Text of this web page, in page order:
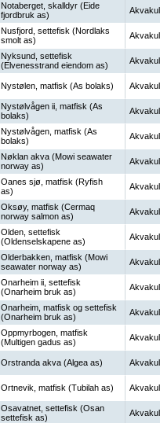
Notaberget, skalldyr (Eide
fjordbruk as)
Nusfjord, settefisk (Nordlaks
smolt as)
Nyksund, settefisk
(Elvenesstrand eiendom as)
Nystølen, matfisk (As bolaks)
Nystølvågen ii, matfisk (As
bolaks)
Nystølvågen, matfisk (As
bolaks)
Nøklan akva (Mowi seawater
norway as)
Oanes sjø, matfisk (Ryfish
as)
Oksøy, matfisk (Cermaq
norway salmon as)
Olden, settefisk
(Oldenselskapene as)
Olderbakken, matfisk (Mowi
seawater norway as)
Onarheim ii, settefisk
(Onarheim bruk as)
Onarheim, matfisk og settefisk
(Onarheim bruk as)
Oppmyrbogen, matfisk
(Multigen gadus as)
Orstranda akva (Algea as)
Ortnevik, matfisk (Tubilah as)
Osavatnet, settefisk (Osan
settefisk as)